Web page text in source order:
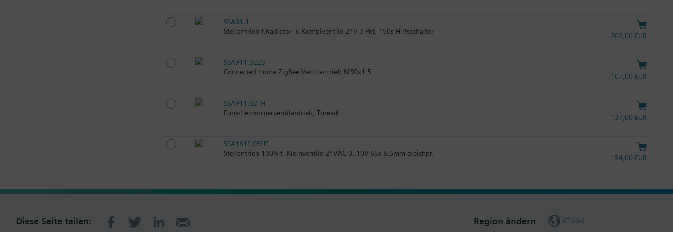
SSA81.1
Stellantrieb f.Radiator- u.Kombiventile 24V 3-Pkt. 150s Hilfsschalter
203,00 EUR
SSA911.02ZB
Connected Home ZigBee Ventilantrieb M30x1,5
107,00 EUR
SSA911.02TH
Funk-Heizkörperventilantrieb, Thread
137,00 EUR
SSA161E.05HF
Stellantrieb 100N f. Kleinventile 24VAC 0..10V 65s 6,5mm gleichpr.
154,00 EUR
Diese Seite teilen: Region ändern AT (de)